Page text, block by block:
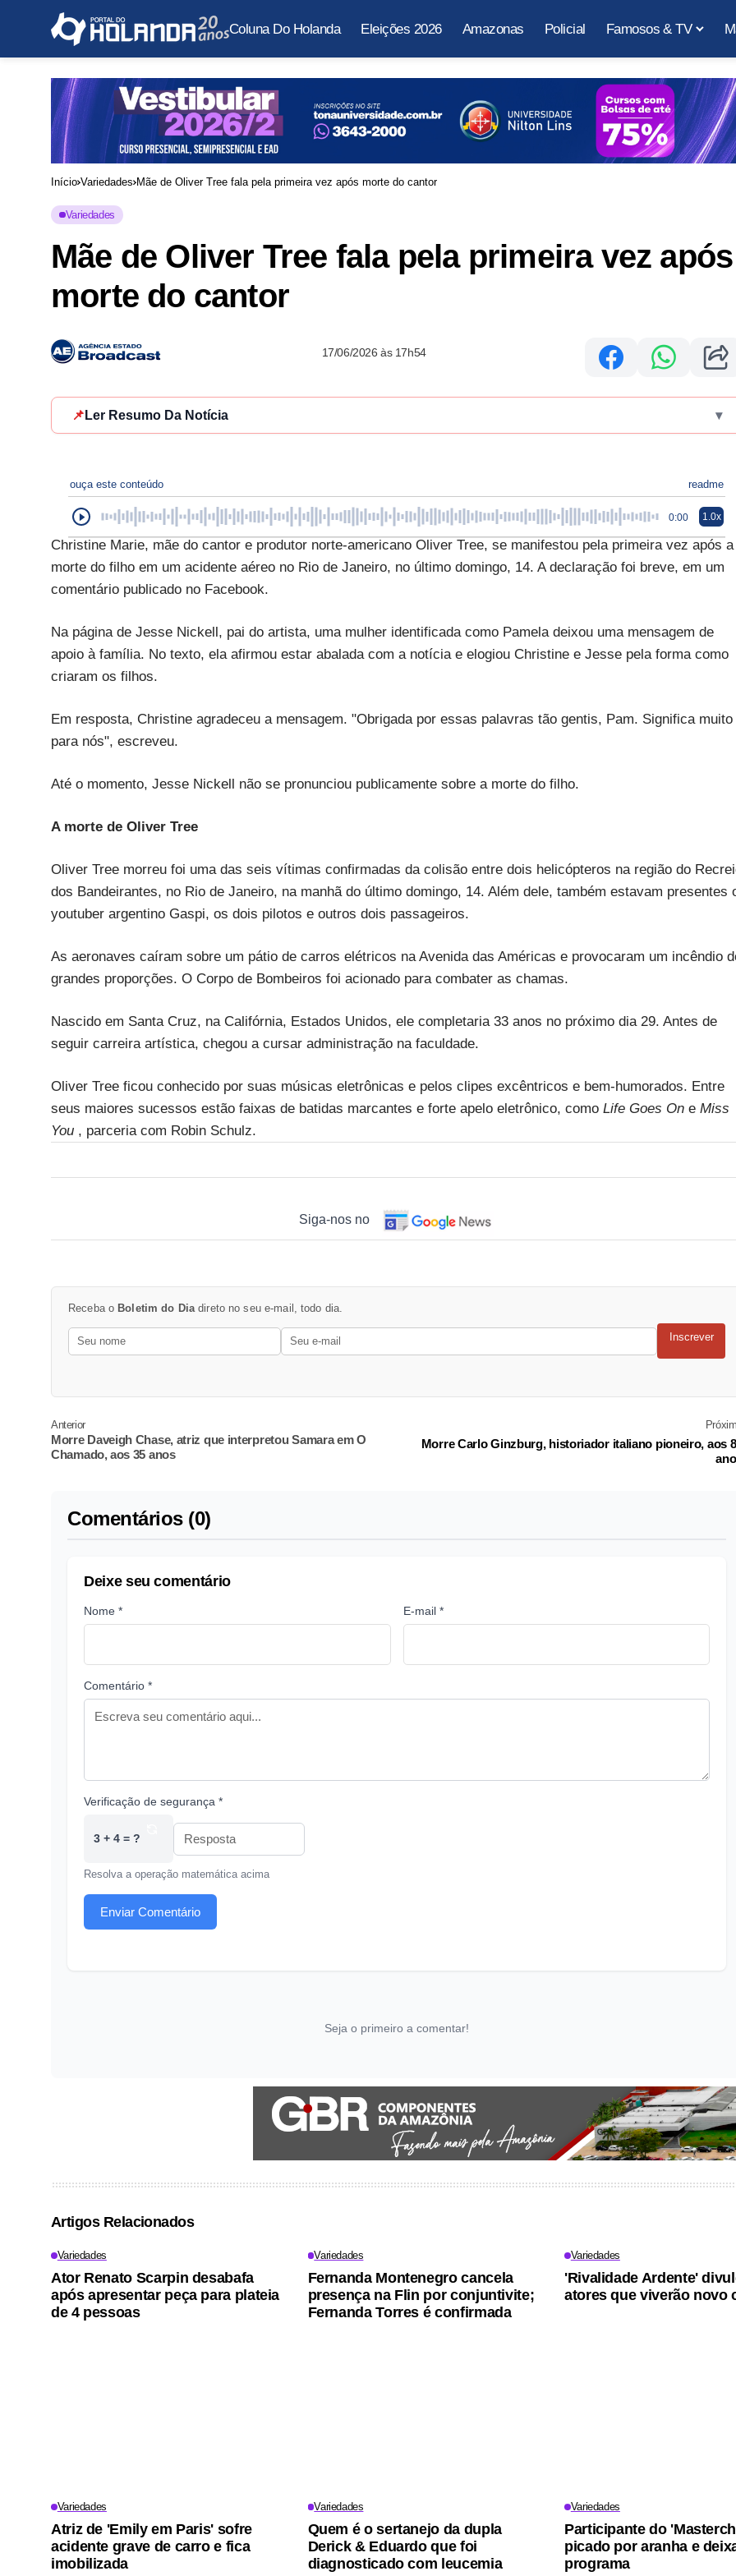
Coluna Do Holanda Eleições 2026 Amazonas Policial Famosos & TV
Início Variedades Mãe de Oliver Tree fala pela primeira vez após morte do cantor
Variedades
Mãe de Oliver Tree fala pela primeira vez após
morte do cantor
17/06/2026 às 17h54
📌 Ler Resumo Da Notícia ▾
ouça este conteúdo readme
0:00 1.0x
Christine Marie, mãe do cantor e produtor norte-americano Oliver Tree, se manifestou pela primeira vez após a
morte do filho em um acidente aéreo no Rio de Janeiro, no último domingo, 14. A declaração foi breve, em um
comentário publicado no Facebook.
Na página de Jesse Nickell, pai do artista, uma mulher identificada como Pamela deixou uma mensagem de
apoio à família. No texto, ela afirmou estar abalada com a notícia e elogiou Christine e Jesse pela forma como
criaram os filhos.
Em resposta, Christine agradeceu a mensagem. "Obrigada por essas palavras tão gentis, Pam. Significa muito
para nós", escreveu.
Até o momento, Jesse Nickell não se pronunciou publicamente sobre a morte do filho.
A morte de Oliver Tree
Oliver Tree morreu foi uma das seis vítimas confirmadas da colisão entre dois helicópteros na região do
dos Bandeirantes, no Rio de Janeiro, na manhã do último domingo, 14. Além dele, também estavam presentes
youtuber argentino Gaspi, os dois pilotos e outros dois passageiros.
As aeronaves caíram sobre um pátio de carros elétricos na Avenida das Américas e provocaram um incêndio
grandes proporções. O Corpo de Bombeiros foi acionado para combater as chamas.
Nascido em Santa Cruz, na Califórnia, Estados Unidos, ele completaria 33 anos no próximo dia 29. Antes de
seguir carreira artística, chegou a cursar administração na faculdade.
Oliver Tree ficou conhecido por suas músicas eletrônicas e pelos clipes excêntricos e bem-humorados. Entre
seus maiores sucessos estão faixas de batidas marcantes e forte apelo eletrônico, como Life Goes On e Miss
You , parceria com Robin Schulz.
Siga-nos no
Receba o Boletim do Dia direto no seu e-mail, todo dia.
Inscrever
Anterior
Morre Daveigh Chase, atriz que interpretou Samara em O
Chamado, aos 35 anos
Morre Carlo Ginzburg, historiador italiano pioneiro, aos
Comentários (0)
Deixe seu comentário
Nome * E-mail *
Comentário *
Verificação de segurança *
3 + 4 = ?
Resolva a operação matemática acima
Enviar Comentário
Seja o primeiro a comentar!
Artigos Relacionados
Variedades
Ator Renato Scarpin desabafa
após apresentar peça para plateia
de 4 pessoas
Variedades
Fernanda Montenegro cancela
presença na Flin por conjuntivite;
Fernanda Torres é confirmada
Variedades
'Rivalidade Ardente'
atores que viverão novo
Variedades
Atriz de 'Emily em Paris' sofre
acidente grave de carro e fica
imobilizada
Variedades
Quem é o sertanejo da dupla
Derick & Eduardo que foi
diagnosticado com leucemia
Variedades
Participante do
picado por aranha e
programa